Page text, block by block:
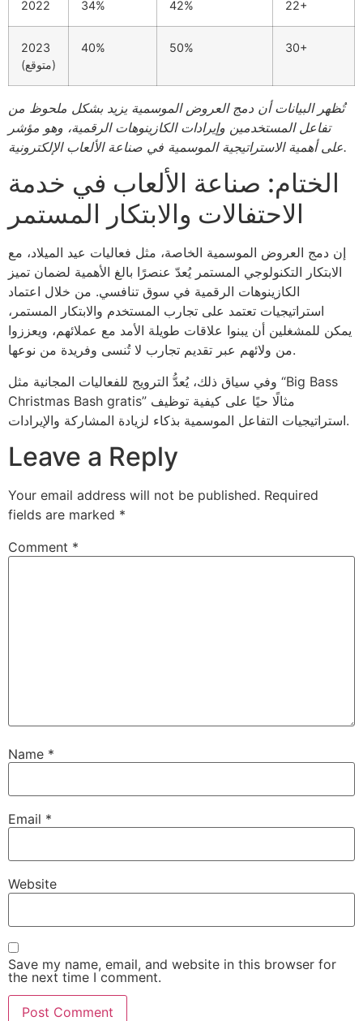
2022 34% 42% 22+
2023
(متوقع)
40% 50% 30+
تُظهر البيانات أن دمج العروض الموسمية يزيد بشكل ملحوظ من
تفاعل المستخدمين وإيرادات الكازينوهات الرقمية، وهو مؤشر
على أهمية الاستراتيجية الموسمية في صناعة الألعاب الإلكترونية.
الختام: صناعة الألعاب في خدمة
الاحتفالات والابتكار المستمر
إن دمج العروض الموسمية الخاصة، مثل فعاليات عيد الميلاد، مع
الابتكار التكنولوجي المستمر يُعدّ عنصرًا بالغ الأهمية لضمان تميز
الكازينوهات الرقمية في سوق تنافسي. من خلال اعتماد
استراتيجيات تعتمد على تجارب المستخدم والابتكار المستمر،
يمكن للمشغلين أن يبنوا علاقات طويلة الأمد مع عملائهم، ويعززوا
من ولائهم عبر تقديم تجارب لا تُنسى وفريدة من نوعها.
وفي سياق ذلك، يُعدُّ الترويج للفعاليات المجانية مثل “Big Bass
Christmas Bash gratis” مثالًا حيًا على كيفية توظيف
استراتيجيات التفاعل الموسمية بذكاء لزيادة المشاركة والإيرادات.
Leave a Reply
Your email address will not be published. Required
fields are marked *
Comment *
Name *
Email *
Website
Save my name, email, and website in this browser for
the next time I comment.